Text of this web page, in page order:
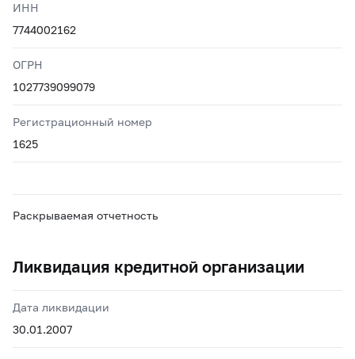
ИНН
7744002162
ОГРН
1027739099079
Регистрационный номер
1625
Раскрываемая отчетность
Ликвидация кредитной организации
Дата ликвидации
30.01.2007